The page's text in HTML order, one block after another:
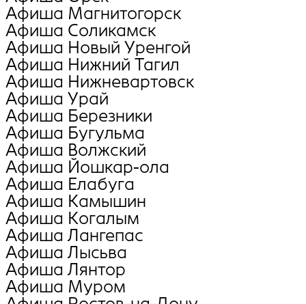
Афиша Магнитогорск
Афиша Соликамск
Афиша Новый Уренгой
Афиша Нижний Тагил
Афиша Нижневартовск
Афиша Урай
Афиша Березники
Афиша Бугульма
Афиша Волжский
Афиша Йошкар-ола
Афиша Елабуга
Афиша Камышин
Афиша Когалым
Афиша Лангепас
Афиша Лысьва
Афиша Лянтор
Афиша Муром